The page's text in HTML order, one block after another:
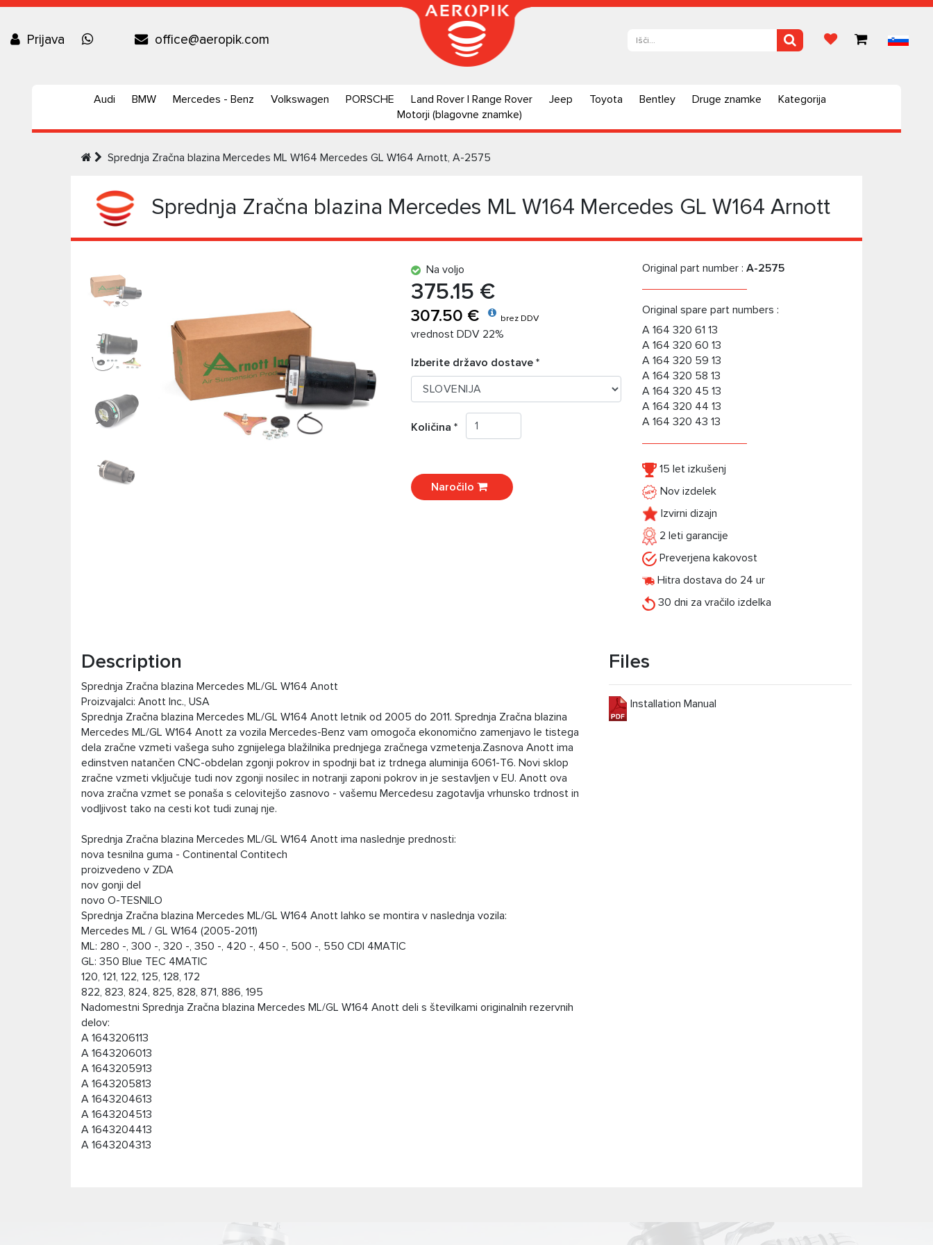
Prijava office@aeropik.com
Audi BMW Mercedes - Benz Volkswagen PORSCHE Land Rover | Range Rover Jeep Toyota Bentley Druge znamke
Kategorija
Motorji (blagovne znamke)
Sprednja Zračna blazina Mercedes ML W164 Mercedes GL W164 Arnott, A-2575
Sprednja Zračna blazina Mercedes ML W164 Mercedes GL W164 Arnott
Na voljo
375.15 €
307.50 € brez DDV
vrednost DDV 22%
Izberite državo dostave *
Količina *
Naročilo
Original part number : A-2575
Original spare part numbers :
A 164 320 61 13
A 164 320 60 13
A 164 320 59 13
A 164 320 58 13
A 164 320 45 13
A 164 320 44 13
A 164 320 43 13
15 let izkušenj
Nov izdelek
Izvirni dizajn
2 leti garancije
Preverjena kakovost
Hitra dostava do 24 ur
30 dni za vračilo izdelka
Description
Sprednja Zračna blazina Mercedes ML/GL W164 Anott
Proizvajalci: Anott Inc., USA
Sprednja Zračna blazina Mercedes ML/GL W164 Anott letnik od 2005 do 2011. Sprednja Zračna blazina
Mercedes ML/GL W164 Anott za vozila Mercedes-Benz vam omogoča ekonomično zamenjavo le tistega
dela zračne vzmeti vašega suho zgnijelega blažilnika prednjega zračnega vzmetenja.Zasnova Anott ima
edinstven natančen CNC-obdelan zgonji pokrov in spodnji bat iz trdnega aluminija 6061-T6. Novi sklop
zračne vzmeti vključuje tudi nov zgonji nosilec in notranji zaponi pokrov in je sestavljen v EU. Anott ova
nova zračna vzmet se ponaša s celovitejšo zasnovo - vašemu Mercedesu zagotavlja vrhunsko trdnost in
vodljivost tako na cesti kot tudi zunaj nje.
Sprednja Zračna blazina Mercedes ML/GL W164 Anott ima naslednje prednosti:
nova tesnilna guma - Continental Contitech
proizvedeno v ZDA
nov gonji del
novo O-TESNILO
Sprednja Zračna blazina Mercedes ML/GL W164 Anott lahko se montira v naslednja vozila:
Mercedes ML / GL W164 (2005-2011)
ML: 280 -, 300 -, 320 -, 350 -, 420 -, 450 -, 500 -, 550 CDI 4MATIC
GL: 350 Blue TEC 4MATIC
120, 121, 122, 125, 128, 172
822, 823, 824, 825, 828, 871, 886, 195
Nadomestni Sprednja Zračna blazina Mercedes ML/GL W164 Anott deli s številkami originalnih rezervnih
delov:
A 1643206113
A 1643206013
A 1643205913
A 1643205813
A 1643204613
A 1643204513
A 1643204413
A 1643204313
Files
Installation Manual